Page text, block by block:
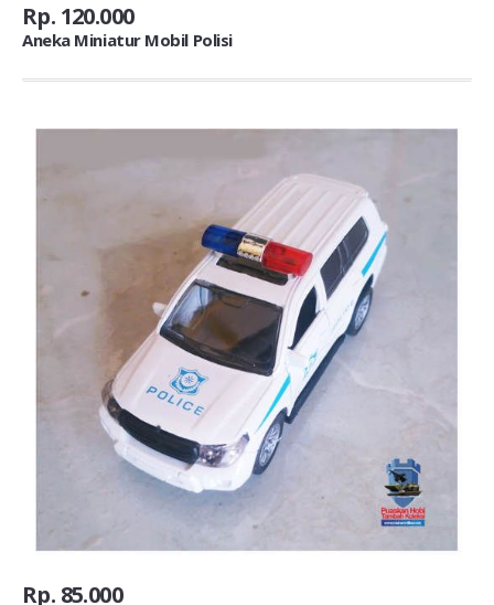
Rp. 85.000
Rp. 120.000
Aneka Miniatur Mobil Polisi